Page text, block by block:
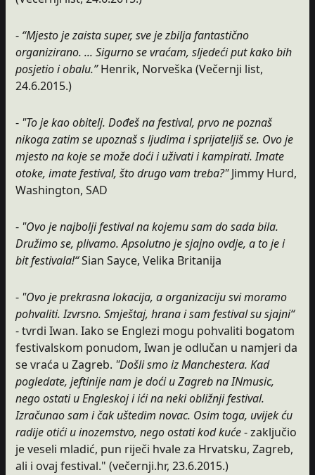
- “Mjesto je zaista super, sve je zbilja fantastično
organizirano. ... Sigurno se vraćam, sljedeći put kako bih
posjetio i obalu.”Henrik, Norveška (Večernji list,
24.6.2015.)
- "To je kao obitelj. Dođeš na festival, prvo ne poznaš
nikoga zatim se upoznaš s ljudima i sprijateljiš se. Ovo je
mjesto na koje se može doći i uživati i kampirati. Imate
otoke, imate festival, što drugo vam treba?"Jimmy Hurd,
Washington, SAD
- "Ovo je najbolji festival na kojemu sam do sada bila.
Družimo se, plivamo. Apsolutno je sjajno ovdje, a to je i
bit festivala!“Sian Sayce, Velika Britanija
- "Ovo je prekrasna lokacija, a organizaciju svi moramo
pohvaliti. Izvrsno. Smještaj, hrana i sam festival su sjajni“
- tvrdi Iwan. Iako se Englezi mogu pohvaliti bogatom
festivalskom ponudom, Iwan je odlučan u namjeri da
se vraća u Zagreb. "Došli smo iz Manchestera. Kad
pogledate, jeftinije nam je doći u Zagreb na INmusic,
nego ostati u Engleskoj i ići na neki obližnji festival.
Izračunao sam i čak uštedim novac. Osim toga, uvijek ću
radije otići u inozemstvo, nego ostati kod kuće- zaključio
je veseli mladić, pun riječi hvale za Hrvatsku, Zagreb,
ali i ovaj festival." (večernji.hr, 23.6.2015.)